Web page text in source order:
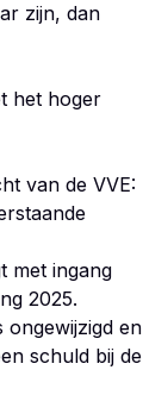
zijn, dan
het hoger
van de VVE:
met ingang
2025.
ongewijzigd en
schuld bij de